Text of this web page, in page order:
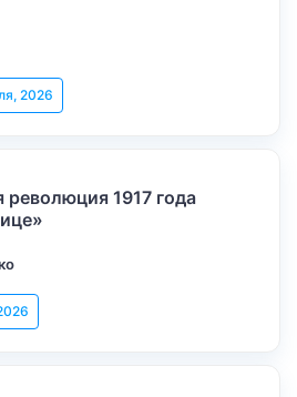
2026
революция 1917 года